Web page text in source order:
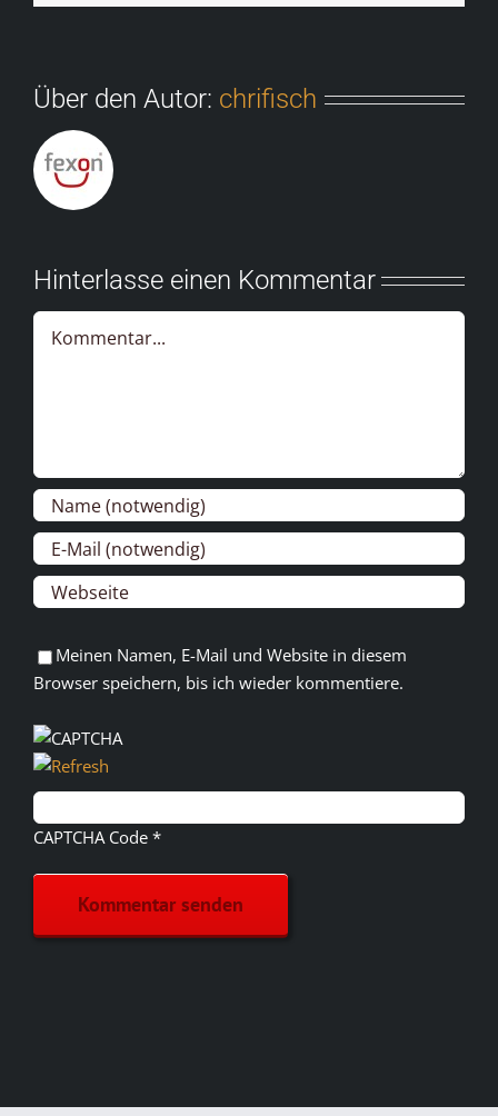
Über den Autor: chrifisch
Hinterlasse einen Kommentar
Kommentar
Meinen Namen, E-Mail und Website in diesem
Browser speichern, bis ich wieder kommentiere.
CAPTCHA Code *